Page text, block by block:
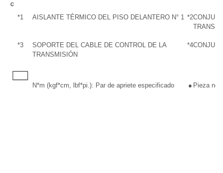
*1 AISLANTE TÉRMICO DEL PISO DELANTERO N° 1 *2
*3
SOPORTE DEL CABLE DE CONTROL DE LA
TRANSMISIÓN
*4
N*m (kgf*cm, lbf*pi.): Par de apriete especificado ● Pieza no